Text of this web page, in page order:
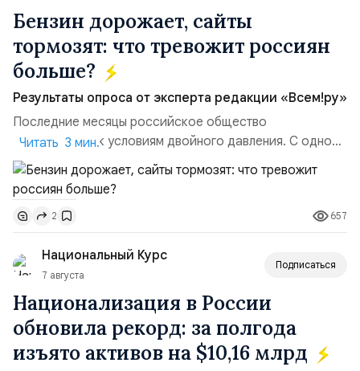
Бензин дорожает, сайты
тормозят: что тревожит россиян
больше?
Результаты опроса от эксперта редакции «Всем!ру»
Последние месяцы российское общество
адаптируется к условиям двойного давления. С одной
стороны, происходит рост цен на товары первой
необходимости, инфляция и локальные сбои в
поставках бензина. А с другой – технологическая
турбулентность: перебои в работе интернета,
блокировки сайтов, необходимость осваивать VPN и
российские платформы.Что из этого бье...
Читать 3 мин.
2 657
Национальный Курс
7 августа
Подписаться
Национализация в России
обновила рекорд: за полгода
изъято активов на $10,16 млрд